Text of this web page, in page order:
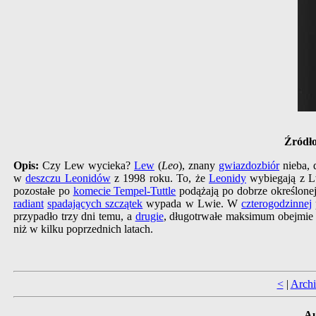
Opis: Czy Lew wycieka? Lew(Leo), znany gwiazdozbiórnieba,
wdeszczu Leonidówz 1998 roku. To, że Leonidy wybiegają z
pozostałe po komecie Tempel-Tuttle podążają po dobrze
radiant spadających szczątek wypada w Lwie. Wczterogodzinnej
przypadło trzy dni temu, a drugie, długotrwałe maksimum
niż w kilku poprzednich latach.
<|